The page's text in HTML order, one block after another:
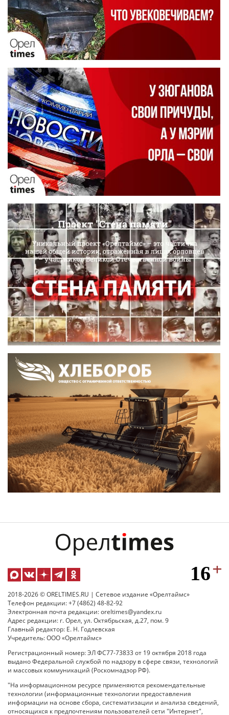
2018-2026 © ORELTIMES.RU | Сетевое издание «Орелтаймс»
Телефон редакции: +7 (4862) 48-82-92
Электронная почта редакции: oreltimes@yandex.ru
Адрес редакции: г. Орел, ул. Октябрьская, д.27, пом. 9
Главный редактор: Е. Н. Годлевская
Учредитель: ООО «Орелтаймс»
Регистрационный номер: ЭЛ ФС77-73833 от 19 октября 2018 года
выдано Федеральной службой по надзору в сфере связи, технологий
и массовых коммуникаций (Роскомнадзор РФ).
"На информационном ресурсе применяются рекомендательные
технологии (информационные технологии предоставления
информации на основе сбора, систематизации и анализа сведений,
относящихся к предпочтениям пользователей сети "Интернет",